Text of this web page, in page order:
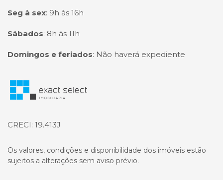
Seg à sex: 9h às 16h
Sábados: 8h às 11h
Domingos e feriados: Não haverá expediente
Página inicial
CRECI: 19.413J
Os valores, condições e disponibilidade dos imóveis estão
sujeitos a alterações sem aviso prévio.